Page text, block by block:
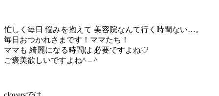
忙しく毎日 悩みを抱えて 美容院なんて行く時間ない…。
毎日おつかれさまです！ママたち！
ママも 綺麗になる時間は 必要ですよね♡
ご褒美欲しいですよね^ – ^